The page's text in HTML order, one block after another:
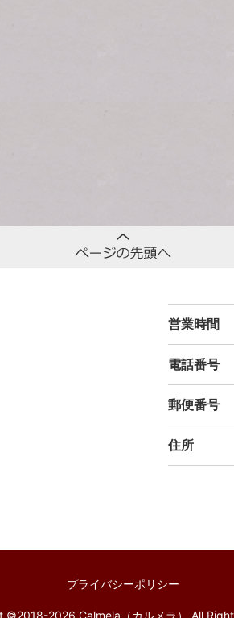
営業時間
電話番号
郵便番号
住所
プライバシーポリシー